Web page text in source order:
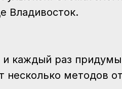
Владивосток.
и каждый раз
методов